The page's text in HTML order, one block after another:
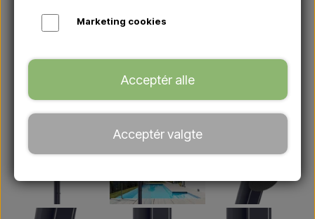
Marketing cookies
Acceptér alle
Acceptér valgte